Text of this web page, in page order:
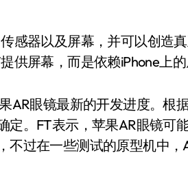
供屏幕，而是依赖iPhone上的
AR眼镜最新的开发进度。根
定。FT表示，苹果AR眼镜可
不过在一些测试的原型机中